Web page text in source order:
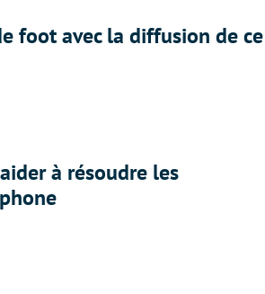
foot avec la diffusion de ce
à résoudre les